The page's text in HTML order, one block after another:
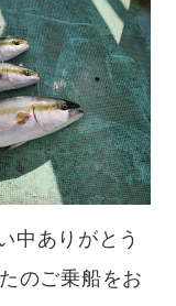
中ありがとう
ご乗船をお